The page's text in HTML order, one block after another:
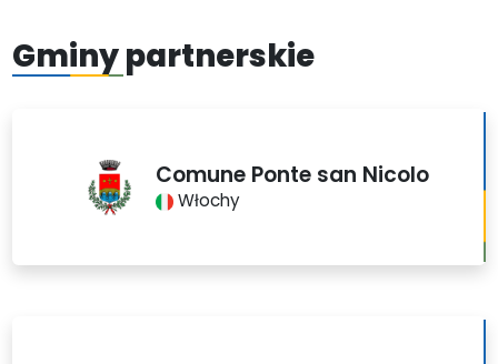
Gminy partnerskie
Comune Ponte san Nicolo
Włochy